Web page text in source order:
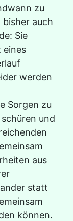
zu
auch
Sie
eines
werden
Sorgen zu
und
aus
statt
können.